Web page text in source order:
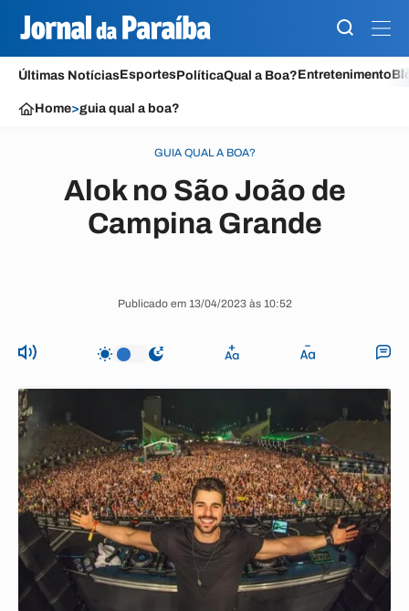
Últimas NotíciasEsportesPolíticaQual a Boa?Entretenimento
Home>guia qual a boa?
GUIA QUAL A BOA?
Alok no São João de
Campina Grande
Publicado em 13/04/2023 às 10:52